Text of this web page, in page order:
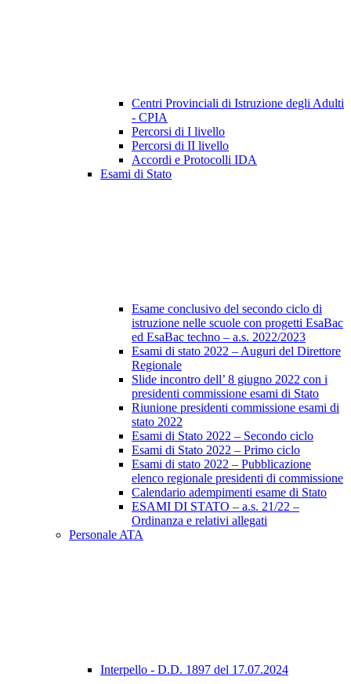
Centri Provinciali di Istruzione degli Adulti
- CPIA
Percorsi di I livello
Percorsi di II livello
Accordi e Protocolli IDA
Esami di Stato
Esame conclusivo del secondo ciclo di
istruzione nelle scuole con progetti EsaBac
ed EsaBac techno – a.s. 2022/2023
Esami di stato 2022 – Auguri del Direttore
Regionale
Slide incontro dell’ 8 giugno 2022 con i
presidenti commissione esami di Stato
Riunione presidenti commissione esami di
stato 2022
Esami di Stato 2022 – Secondo ciclo
Esami di Stato 2022 – Primo ciclo
Esami di stato 2022 – Pubblicazione
elenco regionale presidenti di commissione
Calendario adempimenti esame di Stato
ESAMI DI STATO – a.s. 21/22 –
Ordinanza e relativi allegati
Personale ATA
Interpello - D.D. 1897 del 17.07.2024